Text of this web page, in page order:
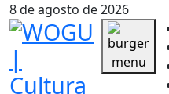
8 de agosto de 2026